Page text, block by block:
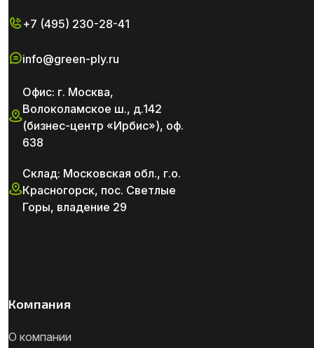
+7 (495) 230-28-41
info@green-ply.ru
Офис: г. Москва,
Волоколамское ш., д.142
(бизнес-центр «Ирбис»), оф.
638
Склад: Московская обл., г.о.
Красногорск, пос. Светлые
Горы, владение 29
Компания
О компании